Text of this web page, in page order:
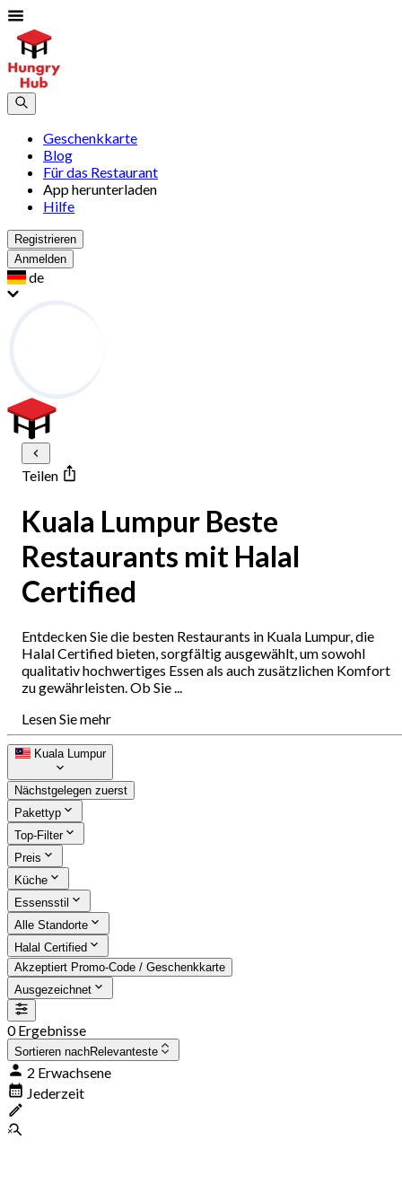
Geschenkkarte
Blog
Für das Restaurant
App herunterladen
Hilfe
Registrieren
Anmelden
de
Teilen
Kuala Lumpur Beste
Restaurants mit Halal
Certified
Entdecken Sie die besten Restaurants in Kuala Lumpur, die
Halal Certified bieten, sorgfältig ausgewählt, um sowohl
qualitativ hochwertiges Essen als auch zusätzlichen Komfort
zu gewährleisten. Ob Sie ...
Lesen Sie mehr
Kuala Lumpur
Nächstgelegen zuerst
Pakettyp
Top-Filter
Preis
Küche
Essensstil
Alle Standorte
Halal Certified
Akzeptiert Promo-Code / Geschenkkarte
Ausgezeichnet
0 Ergebnisse
Sortieren nachRelevanteste
2 Erwachsene
Jederzeit